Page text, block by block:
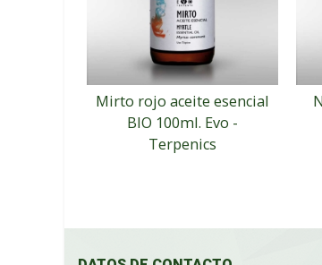
Mirto rojo aceite esencial
BIO 100ml. Evo -
Terpenics